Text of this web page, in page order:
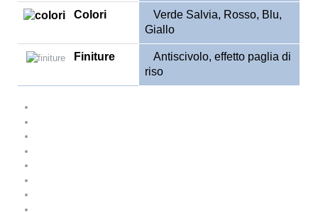
Colori
Verde Salvia, Rosso, Blu,
Giallo
Finiture
Antiscivolo, effetto paglia di
riso